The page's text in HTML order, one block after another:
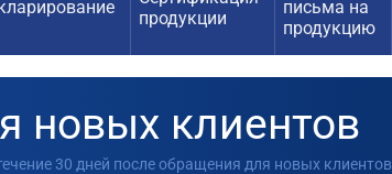
продукции
письма на
продукцию
новых клиентов
30 дней после обращения для новых клиентов